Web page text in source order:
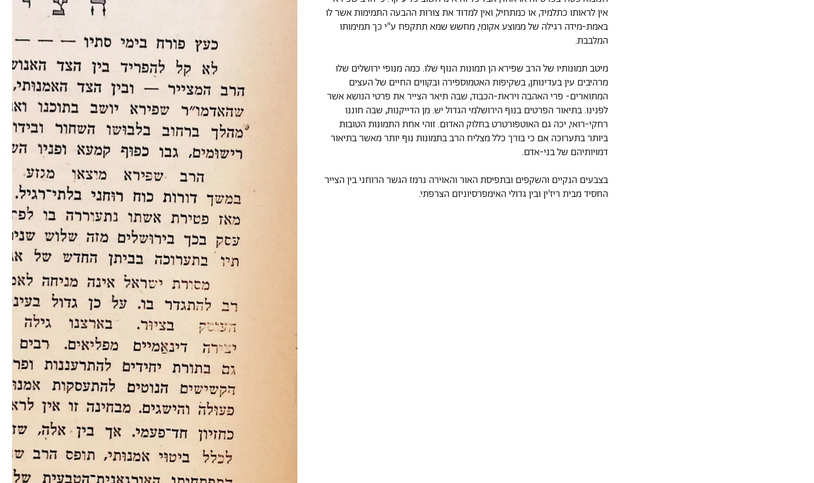
אין לראותו כתלמיד, או כמתחיל, ואין למדוד את צורות ההבעה התמימות אשר לו
באמת-מידה רגילה של ממוצע אקומי, מחשש שמא תתקפח ע"י כך תמימותו
המלבבת.
מיטב תמונותיו של הרב שפירא הן תמונות הנוף שלו. כמה מנופי ירושלים שלו
מרהיבים עין בעדינותן, בשקיפות האטמוספירה ובקווים החיים של העצים
המתוארים- פרי האהבה ויראת-הכבוד, שבה תיאר הצייר את פרטי הנושא אשר
לפנינו. בתיאור הפרטים בנוף הירושלמי הגדול יש. מן הדייקנות, שבה חוננו
רחקי-רואי, יכה גם האוטפורטרט בחלוק האדום. זוהי אחת התמונות הטובות
ביותר בתערוכה אם כי בורך כלל מצליח הרב בתמונות נוף יותר מאשר בתיאור
דמויותיהם של בני-אדם.
בצבעים הנקיים והשקפים ובתפיסת האור והאוירה נרמז הגשר הרוחני בין הצייר
החסיד מבית ריז'ין ובין גדולי האימפרסיוניזם הצרפתי.